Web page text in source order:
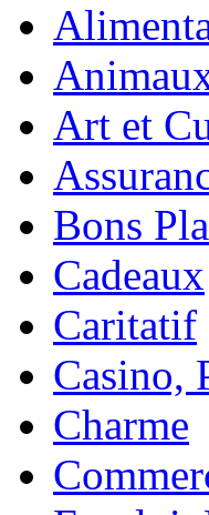
Art et
Bons
Cadeaux
Caritatif
Casino,
Charme